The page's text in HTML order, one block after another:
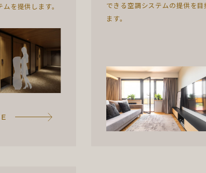
を提供します。
できる空調システムの提供を目
ます。